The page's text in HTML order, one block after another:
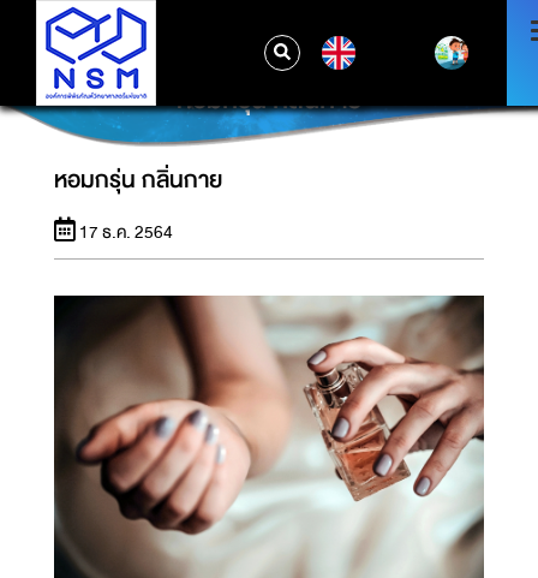
หอมกรุ่น กลิ่นกาย
หอมกรุ่น กลิ่นกาย
17 ธ.ค. 2564